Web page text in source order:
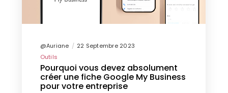
@Auriane
22 Septembre 2023
Outils
Pourquoi vous devez absolument
créer une fiche Google My Business
pour votre entreprise